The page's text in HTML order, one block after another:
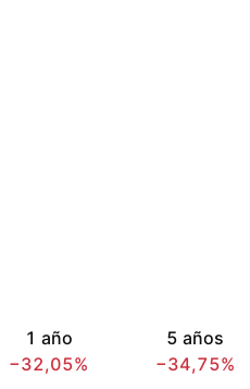
1 año
−32,05%
5 años
−34,75%